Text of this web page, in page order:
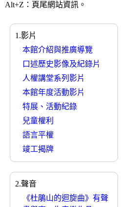
Alt+Z：頁尾網站資訊。
1.影片
本館介紹與推廣導覽
口述歷史影像及紀錄片
人權講堂系列影片
本館年度活動影片
特展、活動紀錄
兒童權利
語言平權
竣工揭牌
2.聲音
《杜鵑山的迴旋曲》有聲